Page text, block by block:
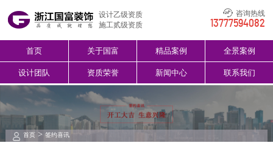
设计乙级资质
施工贰级资质
咨询热线
13777594082
首页 关于国富 精品案例 全景案例
设计团队 资质荣誉 新闻中心 联系我们
首页> 签约喜讯